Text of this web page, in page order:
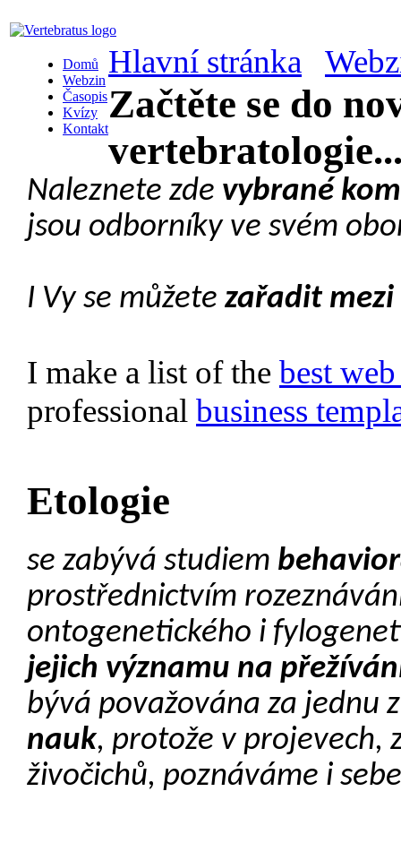
Domů
Webzin
Časopis
Kvízy
Kontakt
Hlavní stránka
Začtěte se do
Naleznete zde vybrané
jsou odborníky ve svém
I Vy se můžete zařadit
I make a list of the best
professional business
Etologie
se zabývá studiem
prostřednictvím
ontogenetického i
jejich významu na
bývá považována za jednu
nauk, protože v projevech,
živočichů, poznáváme i